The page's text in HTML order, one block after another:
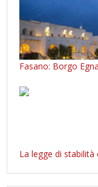
Fasano: Borgo
La legge di stabilità